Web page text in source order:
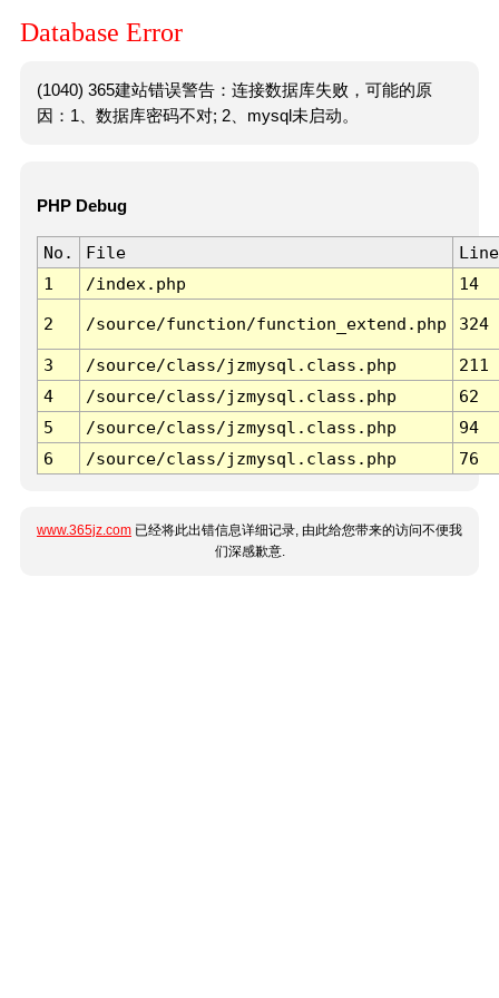
Database Error
(1040) 365建站错误警告：连接数据库失败，可能的原
因：1、数据库密码不对; 2、mysql未启动。
PHP Debug
No. File
Line
1
/index.php 14
2 /source/function/function_extend.php 324
3 /source/class/jzmysql.class.php
211
4
/source/class/jzmysql.class.php
62
5
/source/class/jzmysql.class.php
94
6
/source/class/jzmysql.class.php 76
www.365jz.com 已经将此出错信息详细记录, 由此给您带来的访问不便我
们深感歉意.